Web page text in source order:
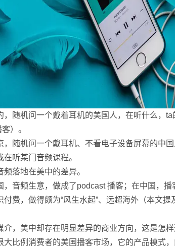
，随机问一个戴着耳机的美国人，在听什么，
）。
，随机问一个戴耳机、不看电子设备屏幕的中
在听某门音频课程。
频落地在美中的差异。
，音频生意，做成了podcast 播客；在中国，播
付费，做得颇为“风生水起”、远超海外（本文
介，美中却存在明显差异的商业方向，这是怎
大比例消费者的美国播客市场，它的产品模式